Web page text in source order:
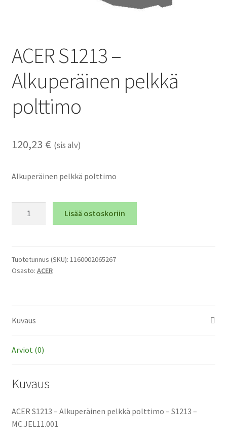
ACER S1213 –
Alkuperäinen pelkkä
polttimo
120,23 € (sis alv)
Alkuperäinen pelkkä polttimo
pelkkä
polttimo
Lisää ostoskoriin
Tuotetunnus (SKU): 1160002065267
Osasto: ACER
Kuvaus
Arviot (0)
Kuvaus
ACER S1213 – Alkuperäinen pelkkä polttimo – S1213 –
MC.JEL11.001